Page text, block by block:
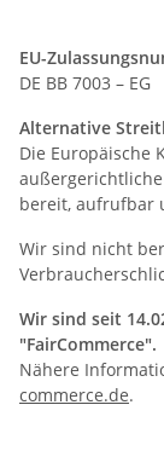
EU-
DE BB 7003 – EG
Alternative
Die Europäische
bereit, aufrufbar
Wir sind nicht
Wir sind seit
"FairCommerce".
Nähere
commerce.de.